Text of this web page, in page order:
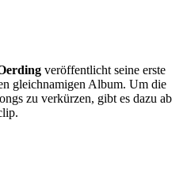
veröffentlicht seine erste
gleichnamigen Album. Um die
zu verkürzen, gibt es dazu ab